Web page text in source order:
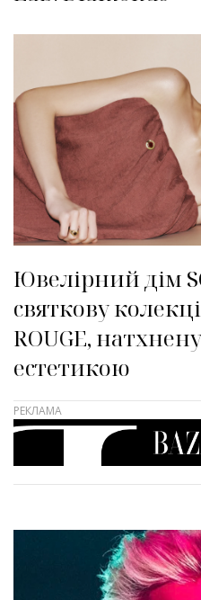
Ювелірний дім
святкову
ROUGE,
естетикою